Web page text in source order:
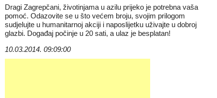
Dragi Zagrepčani, životinjama u azilu prijeko je potrebna vaša
pomoć. Odazovite se u što većem broju, svojim prilogom
sudjelujte u humanitarnoj akciji i naposlijetku uživajte u dobroj
glazbi. Događaj počinje u 20 sati, a ulaz je besplatan!
10.03.2014. 09:09:00